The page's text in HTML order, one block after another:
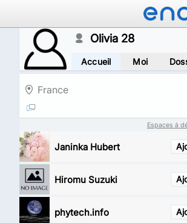
Olivia 28
Accueil Moi
France
Espaces à
Janinka Hubert
Hiromu Suzuki
phytech.info